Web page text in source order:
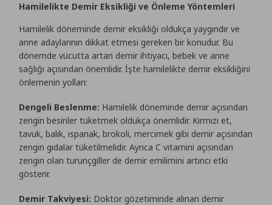
Hamilelikte Demir Eksikliği ve Önleme Yöntemleri
Hamilelik döneminde demir eksikliği oldukça yaygındır ve
anne adaylarının dikkat etmesi gereken bir konudur. Bu
dönemde vücutta artan demir ihtiyacı, bebek ve anne
sağlığı açısından önemlidir. İşte hamilelikte demir eksikliğini
önlemenin yolları:
Dengeli Beslenme: Hamilelik döneminde demir açısından
zengin besinler tüketmek oldukça önemlidir. Kırmızı et,
tavuk, balık, ıspanak, brokoli, mercimek gibi demir açısından
zengin gıdalar tüketilmelidir. Ayrıca C vitamini açısından
zengin olan turunçgiller de demir emilimini artırıcı etki
gösterir.
Demir Takviyesi: Doktor gözetiminde alınan demir